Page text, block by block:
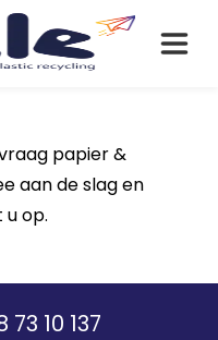
papier &
aan de slag en
op.
73 10 137